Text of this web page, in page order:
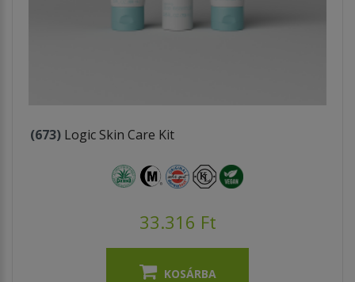
(673) Logic Skin Care Kit
33.316 Ft
KOSÁRBA